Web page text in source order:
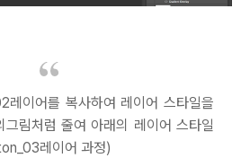
이어를 복사하여 레이어 스타일을
그림처럼 줄여 아래의 레이어 스타일
레이어 과정)